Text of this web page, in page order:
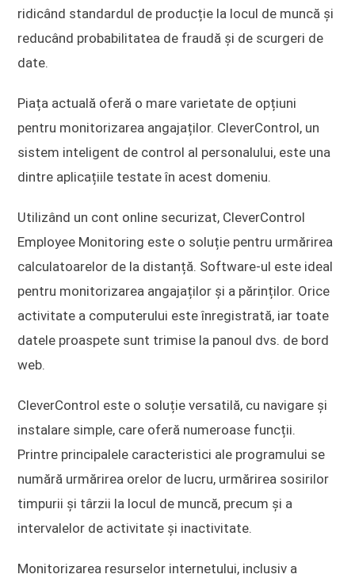
ridicând standardul de producție la locul de muncă și
reducând probabilitatea de fraudă și de scurgeri de
date.
Piața actuală oferă o mare varietate de opțiuni
pentru monitorizarea angajaților. CleverControl, un
sistem inteligent de control al personalului, este una
dintre aplicațiile testate în acest domeniu.
Utilizând un cont online securizat, CleverControl
Employee Monitoring este o soluție pentru urmărirea
calculatoarelor de la distanță. Software-ul este ideal
pentru monitorizarea angajaților și a părinților. Orice
activitate a computerului este înregistrată, iar toate
datele proaspete sunt trimise la panoul dvs. de bord
web.
CleverControl este o soluție versatilă, cu navigare și
instalare simple, care oferă numeroase funcții.
Printre principalele caracteristici ale programului se
numără urmărirea orelor de lucru, urmărirea sosirilor
timpurii și târzii la locul de muncă, precum și a
intervalelor de activitate și inactivitate.
Monitorizarea resurselor internetului, inclusiv a